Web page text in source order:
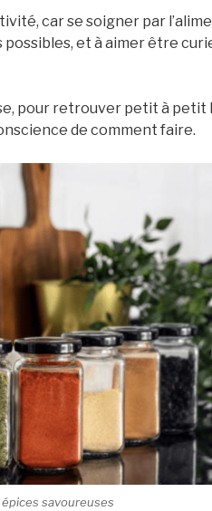
car se soigner par
et à aimer être
pour retrouver petit à petit
de comment faire.
savoureuses